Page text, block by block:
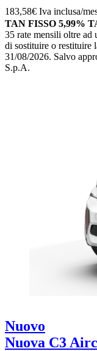
183,58€ Iva inclusa/
TAN FISSO 5,99%
35 rate mensili oltre ad
di sostituire o restituire
31/08/2026. Salvo
S.p.A.
Nuovo
Nuova C3